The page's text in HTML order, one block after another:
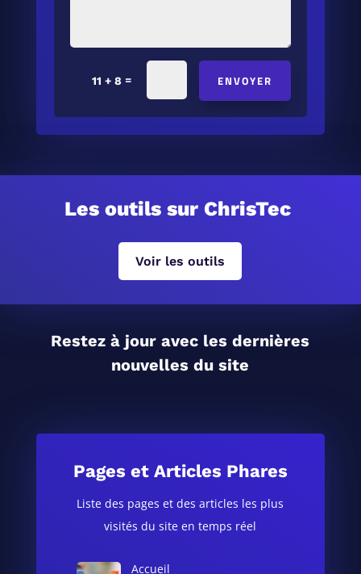
11 + 8 = ENVOYER
Les outils sur ChrisTec
Voir les outils
Restez à jour avec les dernières
nouvelles du site
Pages et Articles Phares
Liste des pages et des articles les plus
visités du site en temps réel
Accueil